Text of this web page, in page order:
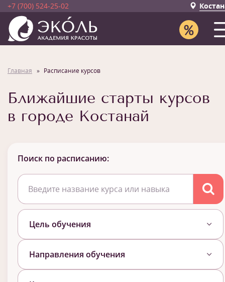
+7 (700) 524-25-02
Главная Расписание курсов
Ближайшие старты курсов
в городе Костанай
Поиск по расписанию:
Цель обучения
Направления обучения